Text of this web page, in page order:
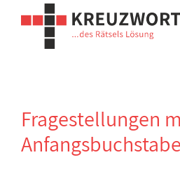
Fragestellungen